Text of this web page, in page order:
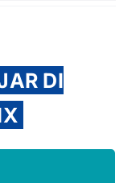
DI